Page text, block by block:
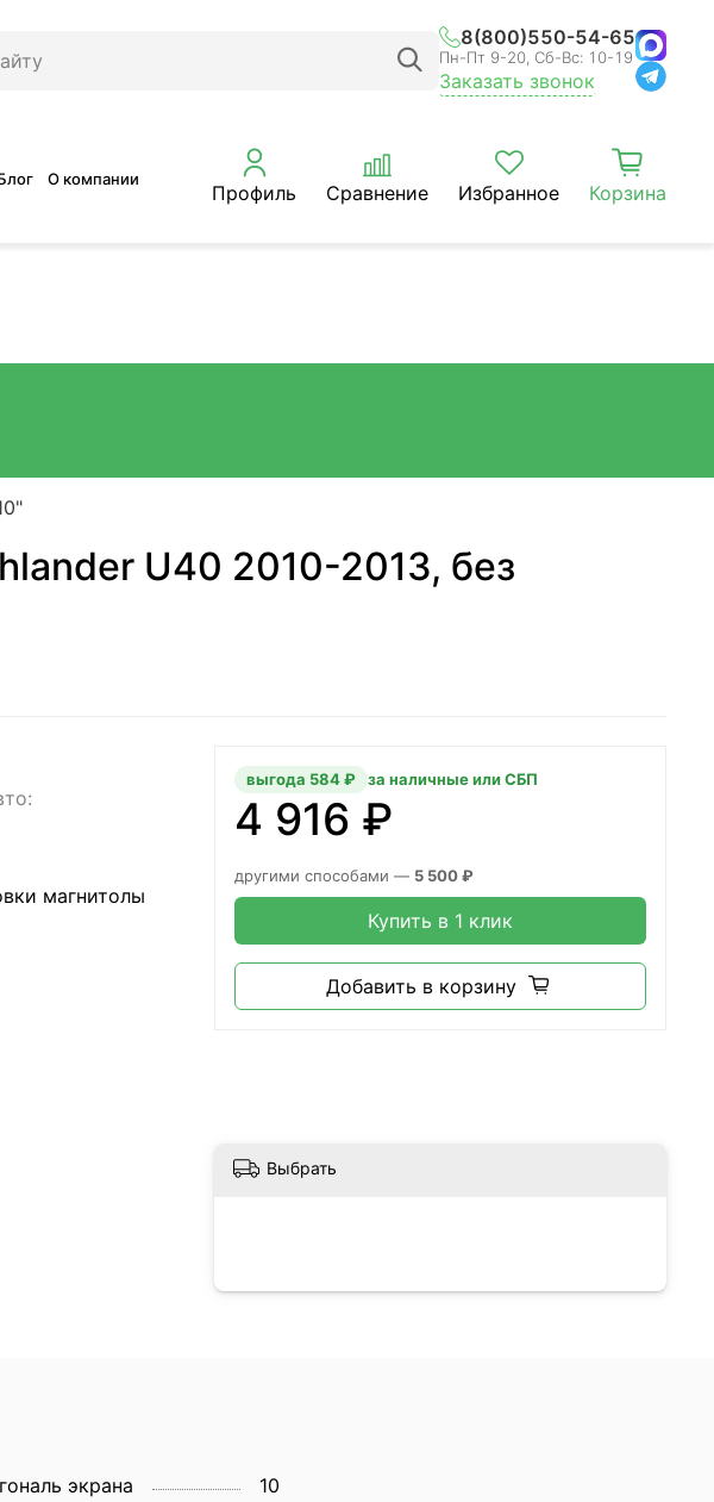
8(800)550-54-65
Пн-Пт 9-20, Сб-Вс: 10-19
Заказать звонок
О компании
Профиль Сравнение Избранное Корзина
U40 2010-2013, без
магнитолы
4 916 ₽
выгода 584 ₽ за наличные или СБП
другими способами — 5 500 ₽
Купить в 1 клик
Добавить в корзину
Выбрать
экрана 10